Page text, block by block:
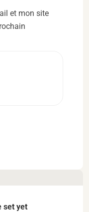
et mon site
set yet